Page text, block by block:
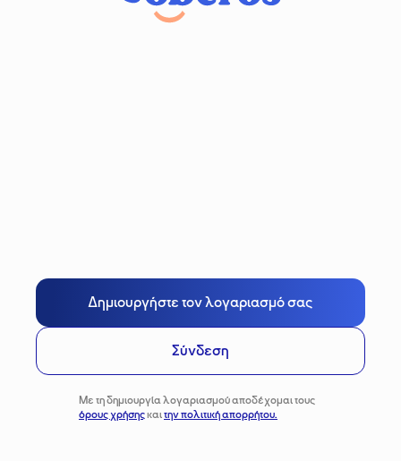
Δημιουργήστε τον λογαριασμό σας
Σύνδεση
Με τη δημιουργία λογαριασμού αποδέχομαι τους
όρους χρήσηςκαιτην πολιτική απορρήτου.